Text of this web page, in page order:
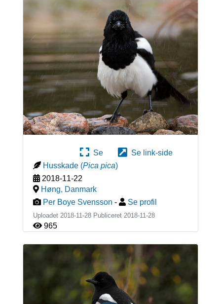
Se
Se link-side
Husskade (Pica pica)
2018-11-22
Høng, Danmark
Per Boye Svensson - Se profil
Uploadet 2018-11-28 Publiceret 2018-11-28
965